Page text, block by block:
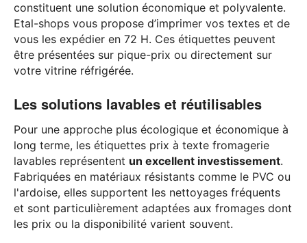
constituent une solution économique et polyvalente.
Etal-shops vous propose d’imprimer vos textes et de
vous les expédier en 72 H. Ces étiquettes peuvent
être présentées sur pique-prix ou directement sur
votre vitrine réfrigérée.
Les solutions lavables et réutilisables
Pour une approche plus écologique et économique à
long terme, les étiquettes prix à texte fromagerie
lavables représentent un excellent investissement.
Fabriquées en matériaux résistants comme le PVC ou
l'ardoise, elles supportent les nettoyages fréquents
et sont particulièrement adaptées aux fromages dont
les prix ou la disponibilité varient souvent.